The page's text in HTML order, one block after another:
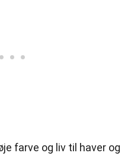
farve og liv til haver og